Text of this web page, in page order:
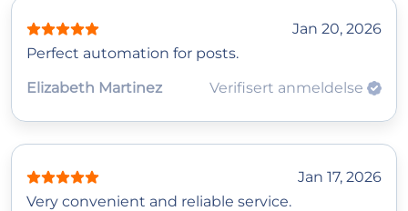
Jan 20, 2026
Perfect automation for posts.
Elizabeth Martinez
Verifisert anmeldelse
Jan 17, 2026
Very convenient and reliable service.